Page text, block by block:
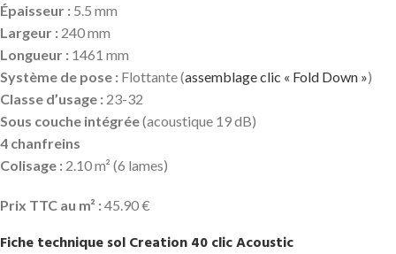
Épaisseur : 5.5 mm
Largeur : 240 mm
Longueur : 1461 mm
Système de pose : Flottante (assemblage clic « Fold Down »)
Classe d’usage : 23-32
Sous couche intégrée(acoustique 19 dB)
4 chanfreins
Colisage : 2.10 m² (6 lames)
Prix TTC au m² :45.90 €
Fiche technique sol Creation 40 clic Acoustic